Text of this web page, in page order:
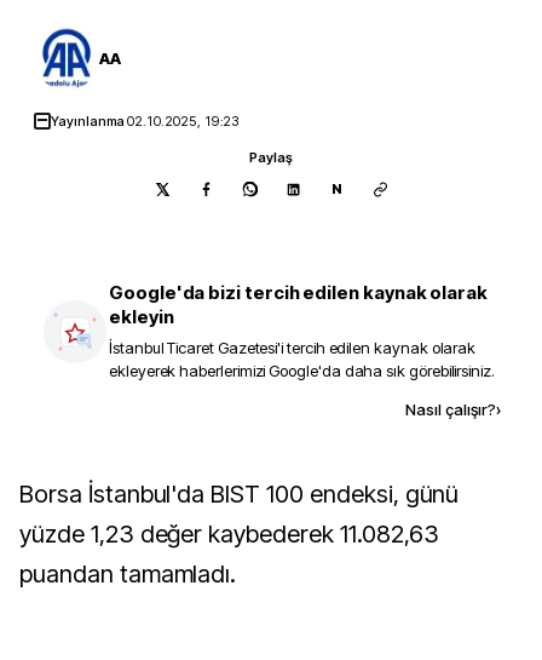
AA
Yayınlanma02.10.2025, 19:23
Paylaş
N
Google'da bizi tercih edilen kaynak olarak
ekleyin
İstanbul Ticaret Gazetesi'i tercih edilen kaynak olarak
ekleyerek haberlerimizi Google'da daha sık görebilirsiniz.
Nasıl çalışır?›
Borsa İstanbul'da BIST 100 endeksi, günü
yüzde 1,23 değer kaybederek 11.082,63
puandan tamamladı.